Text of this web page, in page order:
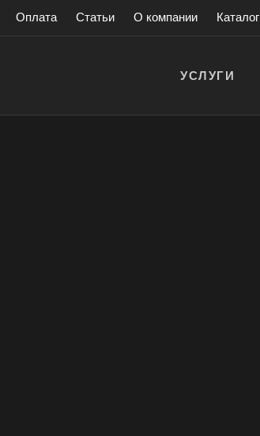
Оплата Статьи О компании Каталог
УСЛУГИ